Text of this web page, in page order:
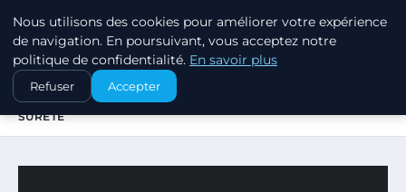
SWISSTALES
ACCUEIL
CADEAUX POUR ENFANTS
CADEAUX POUR LES ENFANTS : ALLIER AMUSEMENT ET
SÛRETÉ
Nous utilisons des cookies pour améliorer votre expérience
de navigation. En poursuivant, vous acceptez notre
politique de confidentialité. En savoir plus
Refuser Accepter